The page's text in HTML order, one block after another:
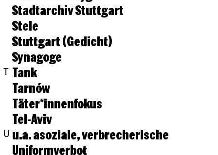
Stadtarchiv Stuttgart
Stele
Stuttgart (Gedicht)
Synagoge
T Tank
Tarnów
Täter*innenfokus
Tel-Aviv
U u.a. asoziale, verbrecherische
Uniformverbot